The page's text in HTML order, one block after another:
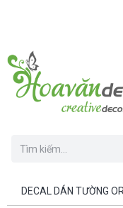
DECAL DÁN TƯỜNG